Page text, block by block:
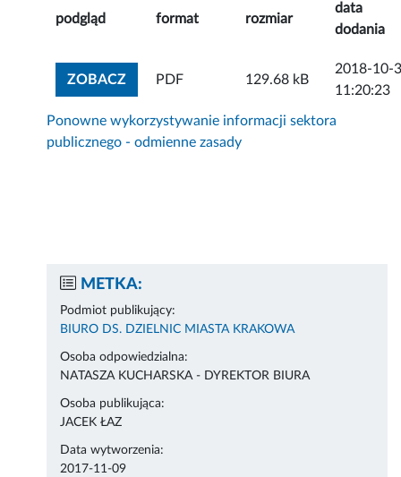
podgląd format rozmiar
data
dodania
ZOBACZZOBACZ ZAŁĄCZNIK
PDF 129.68 kB
2018-10-
11:20:23
Ponowne wykorzystywanie informacji sektora
publicznego - odmienne zasady
METKA:
Podmiot publikujący:
BIURO DS. DZIELNIC MIASTA KRAKOWA
Osoba odpowiedzialna:
NATASZA KUCHARSKA - DYREKTOR BIURA
Osoba publikująca:
JACEK ŁAZ
Data wytworzenia:
2017-11-09